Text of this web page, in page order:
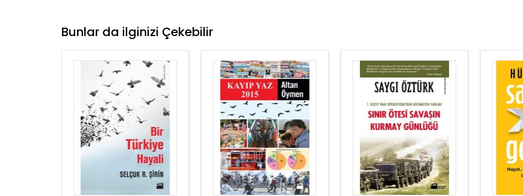
Bunlar da ilginizi Çekebilir